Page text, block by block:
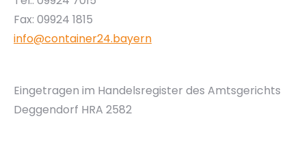
Fax: 09924 1815
info@container24.bayern
Eingetragen im Handelsregister des Amtsgerichts
Deggendorf HRA 2582